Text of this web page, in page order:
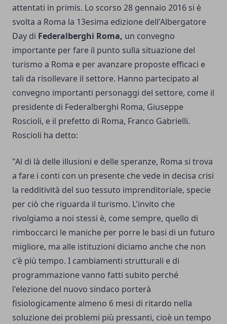
attentati in primis. Lo scorso 28 gennaio 2016 si è
svolta a Roma la 13esima edizione dell'Albergatore
Day di Federalberghi Roma, un convegno
importante per fare il punto sulla situazione del
turismo a Roma e per avanzare proposte efficaci e
tali da risollevare il settore. Hanno partecipato al
convegno importanti personaggi del settore, come il
presidente di Federalberghi Roma, Giuseppe
Roscioli, e il prefetto di Roma, Franco Gabrielli.
Roscioli ha detto:
"Al di là delle illusioni e delle speranze, Roma si trova
a fare i conti con un presente che vede in decisa crisi
la redditività del suo tessuto imprenditoriale, specie
per ciò che riguarda il turismo. L'invito che
rivolgiamo a noi stessi è, come sempre, quello di
rimboccarci le maniche per porre le basi di un futuro
migliore, ma alle istituzioni diciamo anche che non
c'è più tempo. I cambiamenti strutturali e di
programmazione vanno fatti subito perché
l'elezione del nuovo sindaco porterà
fisiologicamente almeno 6 mesi di ritardo nella
soluzione dei problemi più pressanti, cioè un tempo